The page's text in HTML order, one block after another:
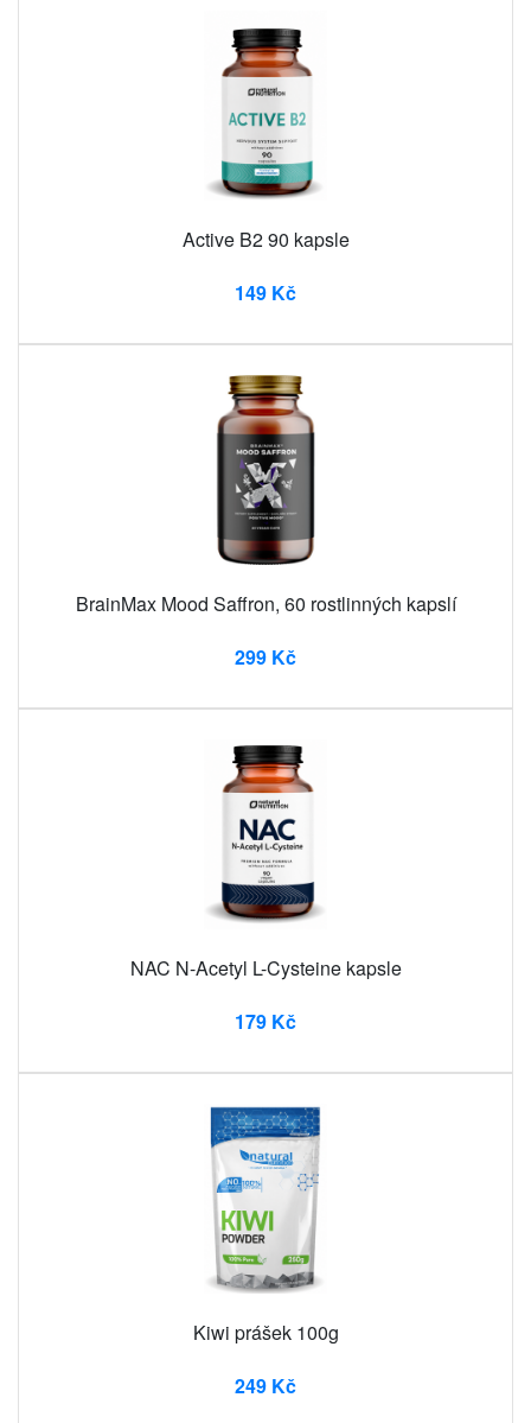
Active B2 90 kapsle
149 Kč
BrainMax Mood Saffron, 60 rostlinných kapslí
299 Kč
NAC N-Acetyl L-Cysteine ​​kapsle
179 Kč
Kiwi prášek 100g
249 Kč